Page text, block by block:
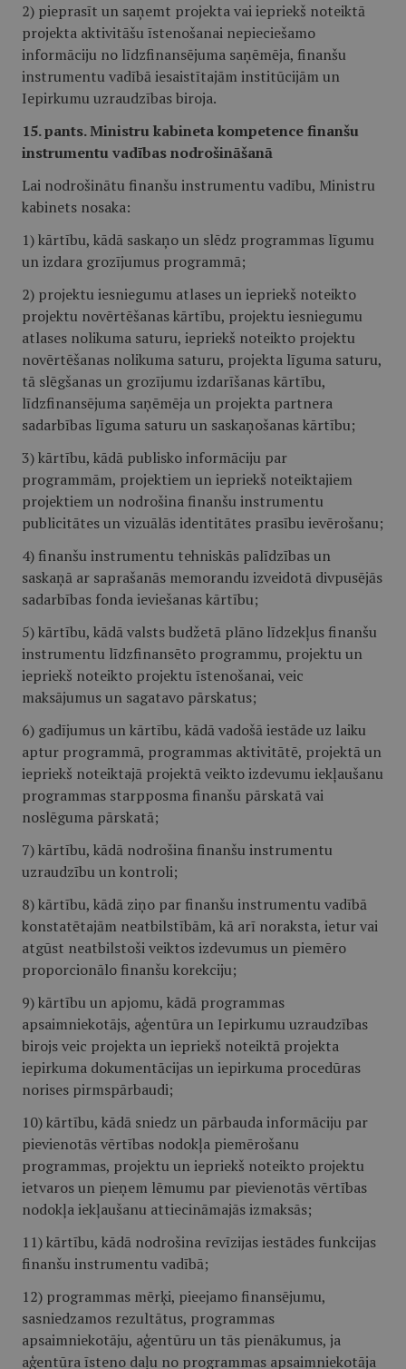
2) pieprasīt un saņemt projekta vai iepriekš noteiktā
projekta aktivitāšu īstenošanai nepieciešamo
informāciju no līdzfinansējuma saņēmēja, finanšu
instrumentu vadībā iesaistītajām institūcijām un
Iepirkumu uzraudzības biroja.
15. pants. Ministru kabineta kompetence finanšu
instrumentu vadības nodrošināšanā
Lai nodrošinātu finanšu instrumentu vadību, Ministru
kabinets nosaka:
1) kārtību, kādā saskaņo un slēdz programmas līgumu
un izdara grozījumus programmā;
2) projektu iesniegumu atlases un iepriekš noteikto
projektu novērtēšanas kārtību, projektu iesniegumu
atlases nolikuma saturu, iepriekš noteikto projektu
novērtēšanas nolikuma saturu, projekta līguma saturu,
tā slēgšanas un grozījumu izdarīšanas kārtību,
līdzfinansējuma saņēmēja un projekta partnera
sadarbības līguma saturu un saskaņošanas kārtību;
3) kārtību, kādā publisko informāciju par
programmām, projektiem un iepriekš noteiktajiem
projektiem un nodrošina finanšu instrumentu
publicitātes un vizuālās identitātes prasību ievērošanu;
4) finanšu instrumentu tehniskās palīdzības un
saskaņā ar saprašanās memorandu izveidotā divpusējās
sadarbības fonda ieviešanas kārtību;
5) kārtību, kādā valsts budžetā plāno līdzekļus finanšu
instrumentu līdzfinansēto programmu, projektu un
iepriekš noteikto projektu īstenošanai, veic
maksājumus un sagatavo pārskatus;
6) gadījumus un kārtību, kādā vadošā iestāde uz laiku
aptur programmā, programmas aktivitātē, projektā un
iepriekš noteiktajā projektā veikto izdevumu iekļaušanu
programmas starpposma finanšu pārskatā vai
noslēguma pārskatā;
7) kārtību, kādā nodrošina finanšu instrumentu
uzraudzību un kontroli;
8) kārtību, kādā ziņo par finanšu instrumentu vadībā
konstatētajām neatbilstībām, kā arī noraksta, ietur vai
atgūst neatbilstoši veiktos izdevumus un piemēro
proporcionālo finanšu korekciju;
9) kārtību un apjomu, kādā programmas
apsaimniekotājs, aģentūra un Iepirkumu uzraudzības
birojs veic projekta un iepriekš noteiktā projekta
iepirkuma dokumentācijas un iepirkuma procedūras
norises pirmspārbaudi;
10) kārtību, kādā sniedz un pārbauda informāciju par
pievienotās vērtības nodokļa piemērošanu
programmas, projektu un iepriekš noteikto projektu
ietvaros un pieņem lēmumu par pievienotās vērtības
nodokļa iekļaušanu attiecināmajās izmaksās;
11) kārtību, kādā nodrošina revīzijas iestādes funkcijas
finanšu instrumentu vadībā;
12) programmas mērķi, pieejamo finansējumu,
sasniedzamos rezultātus, programmas
apsaimniekotāju, aģentūru un tās pienākumus, ja
aģentūra īsteno daļu no programmas apsaimniekotāja